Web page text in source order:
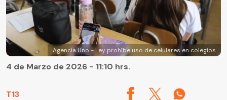
Agencia Uno - Ley prohíbe uso de celulares en colegios
T13
4 de Marzo de 2026 - 11:10 hrs.